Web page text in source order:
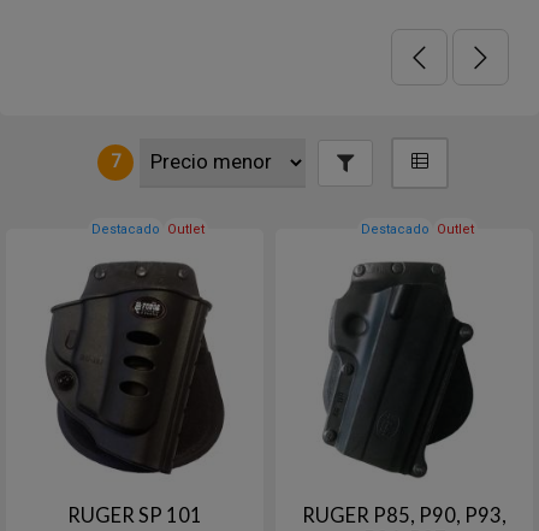
7
Destacado Outlet
RUGER SP 101
Destacado Outlet
RUGER P85, P90, P93,